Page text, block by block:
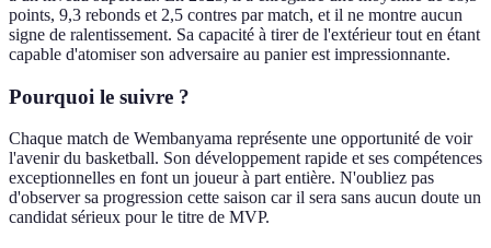
points, 9,3 rebonds et 2,5 contres par match, et il ne montre aucun
signe de ralentissement. Sa capacité à tirer de l'extérieur tout en étant
capable d'atomiser son adversaire au panier est impressionnante.
Pourquoi le suivre ?
Chaque match de Wembanyama représente une opportunité de voir
l'avenir du basketball. Son développement rapide et ses compétences
exceptionnelles en font un joueur à part entière. N'oubliez pas
d'observer sa progression cette saison car il sera sans aucun doute un
candidat sérieux pour le titre de MVP.